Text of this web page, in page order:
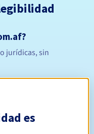
jurídicas, sin
es